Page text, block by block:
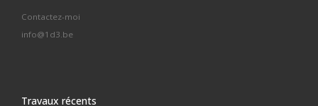
Contactez-moi
info@1d3.be
Travaux récents